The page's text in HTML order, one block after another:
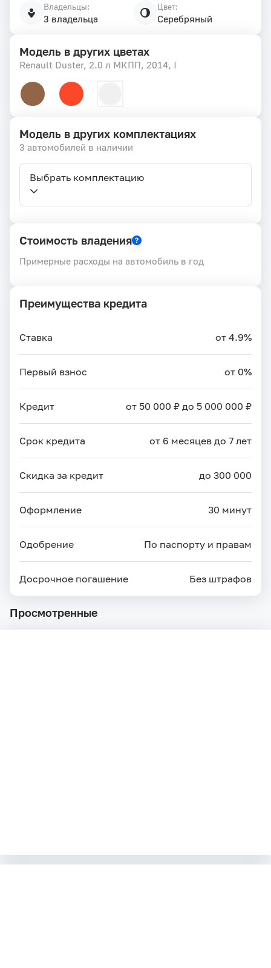
Владельцы:
3 владельца
Цвет:
Серебряный
Модель в других цветах
Renault Duster, 2.0 л МКПП, 2014, I
Модель в других комплектациях
3 автомобилей в наличии
Выбрать комплектацию
Стоимость владения
Примерные расходы на автомобиль в год
Преимущества кредита
Ставка от 4.9%
Первый взнос от 0%
Кредит от 50 000 ₽ до 5 000 000 ₽
Срок кредита от 6 месяцев до 7 лет
Скидка за кредит до 300 000
Оформление 30 минут
Одобрение По паспорту и правам
Досрочное погашение Без штрафов
Просмотренные